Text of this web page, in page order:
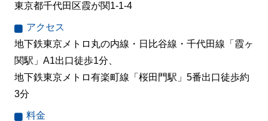
東京都千代田区霞が関1-1-4
アクセス
地下鉄東京メトロ丸の内線・日比谷線・千代田線「霞ヶ
関駅」A1出口徒歩1分、
地下鉄東京メトロ有楽町線「桜田門駅」5番出口徒歩約
3分
料金